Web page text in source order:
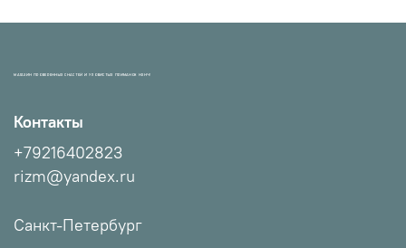
МАГАЗИН ПРОВЕРЕННЫХ СНАСТЕЙ И УЛОВИСТЫХ ПРИМАНОК НХНЧ!
Контакты
+79216402823
rizm@yandex.ru
Санкт-Петербург